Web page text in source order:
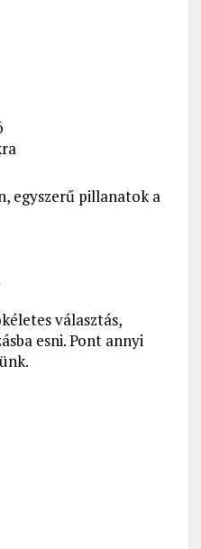
egyszerű pillanatok a
választás,
esni. Pont annyi